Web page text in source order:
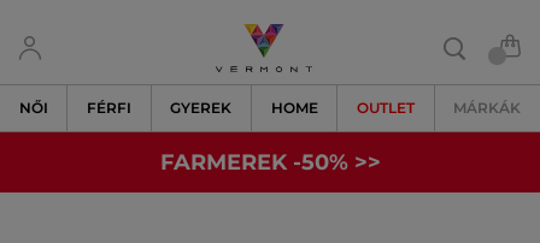
NŐI FÉRFI GYEREK HOME OUTLET MÁRKÁK
FARMEREK -50% >>